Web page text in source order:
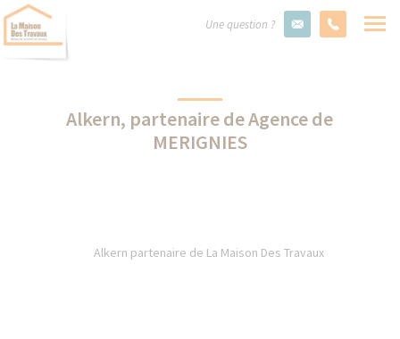
Une question ?
Alkern, partenaire de Agence de
MERIGNIES
Alkern partenaire de La Maison Des Travaux